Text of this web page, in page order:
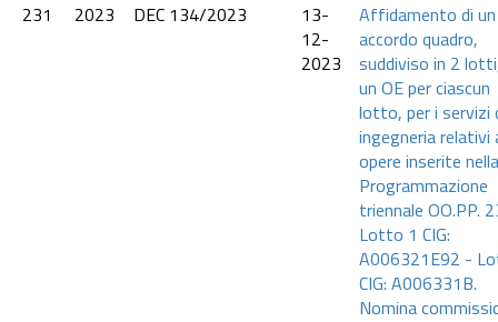
231
2023 DEC 134/2023
13-
12-
2023
Affidamento di un
accordo quadro,
suddiviso in 2
un OE per ciascun
lotto, per i servizi
ingegneria relativi
opere inserite nella
Programmazione
triennale OO.PP.
Lotto 1 CIG:
A006321E92 -
CIG: A006331B.
Nomina